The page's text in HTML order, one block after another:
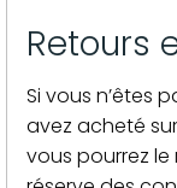
Retours
Si vous n’êtes
avez acheté
vous pourrez le